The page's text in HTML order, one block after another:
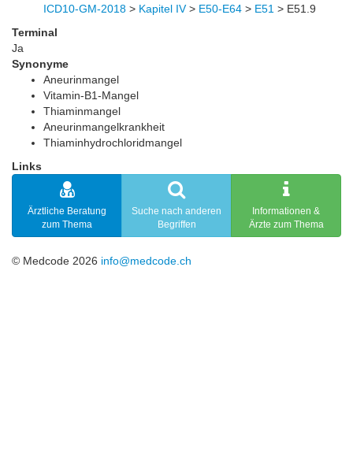
ICD10-GM-2018 > Kapitel IV> E50-E64 > E51 > E51.9
Terminal
Ja
Synonyme
Aneurinmangel
Vitamin-B1-Mangel
Thiaminmangel
Aneurinmangelkrankheit
Thiaminhydrochloridmangel
Links
Ärztliche Beratung
zum Thema
Suche nach anderen
Begriffen
Informationen &
Ärzte zum Thema
© Medcode 2026 info@medcode.ch